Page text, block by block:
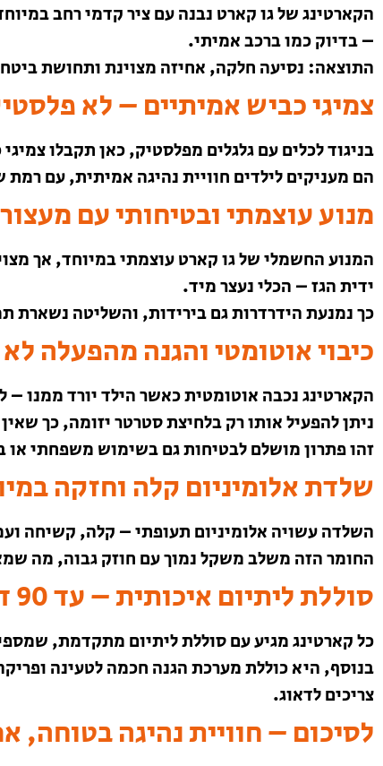
הקארטינג של גו קארט נבנה עם ציר קדמי רחב
– בדיוק כמו ברכב אמיתי.
התוצאה: נסיעה חלקה, אחיזה מצוינת ותחושת
צמיגי כביש אמיתיים – לא
בניגוד לכלים עם גלגלים מפלסטיק, כאן תקבלו
הם מעניקים לילדים חוויית נהיגה אמיתית, עם
מנוע עוצמתי ובטיחותי עם
המנוע החשמלי של גו קארט עוצמתי במיוחד, אך
ידית הגז – הכלי נעצר מיד.
כך נמנעת הידרדרות גם בירידות, והשליטה נשארת
כיבוי אוטומטי והגנה מהפעלה
הקארטינג נכבה אוטומטית כאשר הילד יורד ממנו –
ניתן להפעיל אותו רק בלחיצת סטרטר יזומה, כך
זהו פתרון מושלם לבטיחות גם בשימוש משפחתי או
שלדת אלומיניום קלה וחזקה
השלדה עשויה אלומיניום תעופתי – קלה, קשיחה
החומר הזה משלב משקל נמוך עם חוזק גבוה, מה
סוללת ליתיום איכותית – עד 90 דקות של נסיעה
כל קארטינג מגיע עם סוללת ליתיום מתקדמת, שמספיקה לכ-90 דקות
בנוסף, היא כוללת מערכת הגנה חכמה לטעינה
צריכים לדאוג.
לסיכום – חוויית נהיגה בטוחה,